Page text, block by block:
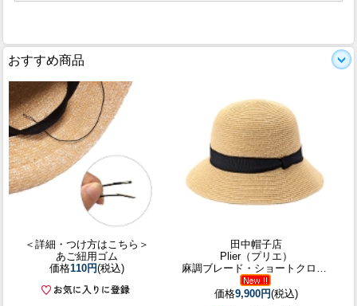
おすすめ商品
＜詳細・つけ方はこちら＞
あご紐用ゴム
価格110円(税込)
田中帽子店
Plier（プリエ）
麻調ブレード・ショートクロッシェ
価格9,900円(税込)